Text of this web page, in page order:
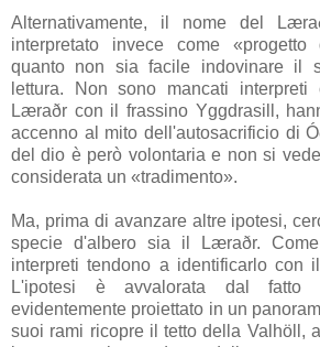
Alternativamente, il nome del
interpretato invece come
quanto non sia facile indovinare il
lettura. Non sono mancati interpreti
Læraðr con il frassino Yggdrasill ,
accenno al mito dell'autosacrificio di
del dio è però volontaria e non si
considerata un «tradimento».
Ma, prima di avanzare altre ipotesi,
specie d'albero sia il
Læraðr.
interpreti tendono a identificarlo con
L'ipotesi è avvalorata dal
evidentemente proiettato in un
suoi rami ricopre il tetto della Valhöll ,